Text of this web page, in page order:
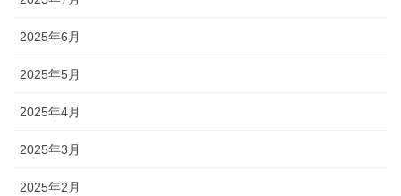
2025年6月
2025年5月
2025年4月
2025年3月
2025年2月